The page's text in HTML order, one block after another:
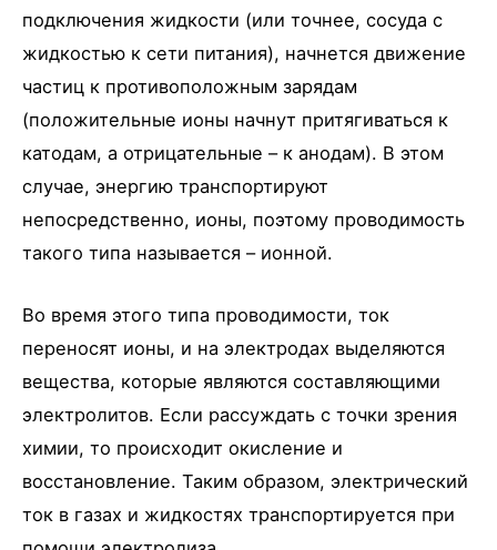
подключения жидкости (или точнее, сосуда с
жидкостью к сети питания), начнется движение
частиц к противоположным зарядам
(положительные ионы начнут притягиваться к
катодам, а отрицательные – к анодам). В этом
случае, энергию транспортируют
непосредственно, ионы, поэтому проводимость
такого типа называется – ионной.
Во время этого типа проводимости, ток
переносят ионы, и на электродах выделяются
вещества, которые являются составляющими
электролитов. Если рассуждать с точки зрения
химии, то происходит окисление и
восстановление. Таким образом, электрический
ток в газах и жидкостях транспортируется при